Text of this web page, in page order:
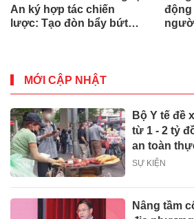
An ký hợp tác chiến
lược: Tạo đòn bẩy bứt
động
MỚI CẬP NHẬT
Bộ Y tế đề
từ 1 - 2 tỷ
an toàn
SỰ KIỆN
Nâng tầm